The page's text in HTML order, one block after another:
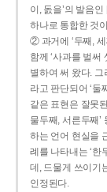
이, 돐을’의 발음
하나로 통합한 것
② 과거에 ‘두째, 세
함께 ‘사과를 벌써
별하여 써 왔다. 그
라고 판단되어 ‘둘
같은 표현은 잘못
물두째, 서른두째’
하는 언어 현실을
례를 나타내는 ‘한
데, 드물게 쓰이기
인정된다.